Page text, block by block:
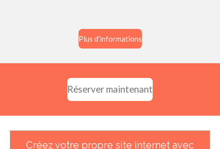
Plus d'informations
Réserver maintenant
Créez votre propre site internet avec